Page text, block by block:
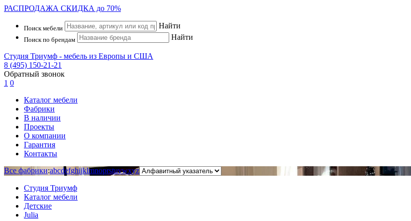
РАСПРОДАЖА СКИДКА до 70%
Поиск мебели Найти
Поиск по брендам Найти
Студия Триумф - мебель из Европы и США
8 (495) 150-21-21
Обратный звонок
1 0
Каталог мебели
Фабрики
В наличии
Проекты
О компании
Гарантия
Контакты
Все фабрики:abcdefghijklmnoprstuvwxyz
Студия Триумф
Каталог мебели
Детские
Julia